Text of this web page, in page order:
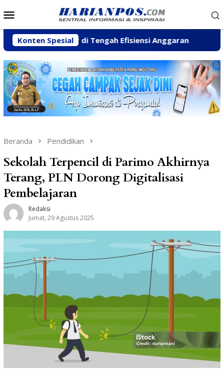
ke
Mobile
Konten Spesial
Pesisir di Tengah Efisiensi Anggaran Fhatia
Beranda Pendidikan
Sekolah Terpencil di Parimo Akhirnya
Terang, PLN Dorong Digitalisasi
Pembelajaran
Redaksi
Jumat, 29 Agustus 2025